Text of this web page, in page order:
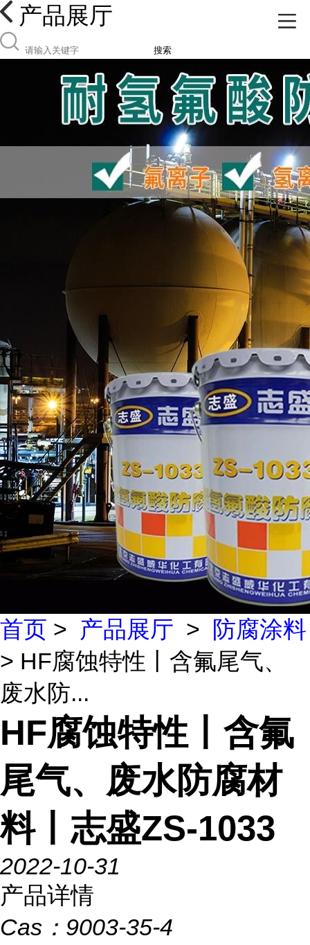
产品展厅
搜索
首页 > 产品展厅 >
防腐涂料
> HF腐蚀特性丨含氟尾气、
废水防...
HF腐蚀特性丨含氟
尾气、废水防腐材
料丨志盛ZS-1033
2022-10-31
产品详情
Cas： 9003-35-4